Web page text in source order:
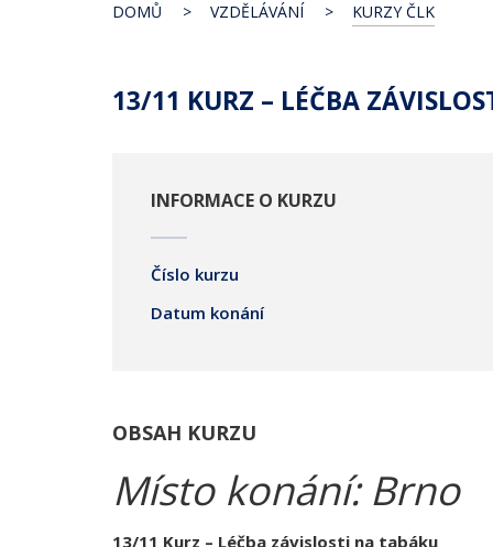
DOMŮ VZDĚLÁVÁNÍ KURZY ČLK
13/11 KURZ – LÉČBA
INFORMACE O KURZU
Číslo kurzu
Datum konání
OBSAH KURZU
Místo konání: Brno
13/11 Kurz – Léčba závislosti na tabáku